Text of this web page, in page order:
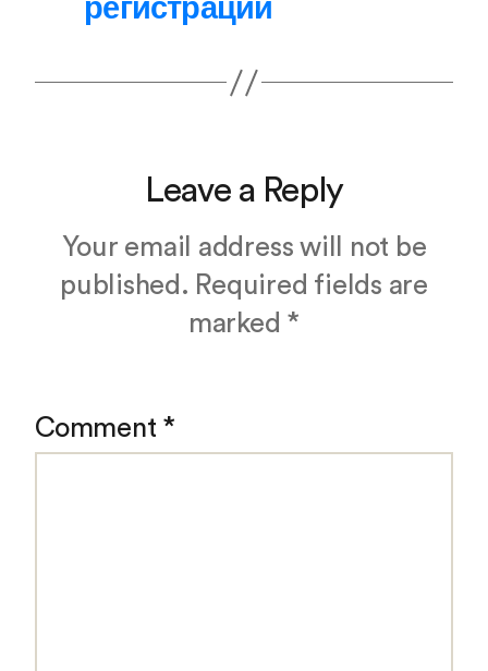
регистрации
Leave a Reply
Your email address will not be
published. Required fields are
marked *
Comment *